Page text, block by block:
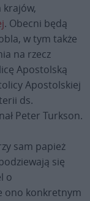
krajów,
. Obecni będą
w tym także
na rzecz
Apostolską
Apostolskiej
ds.
Peter Turkson.
sam papież
się
o
ono konkretnym